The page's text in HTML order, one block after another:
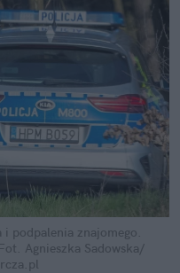
podpalenia znajomego.
Fot. Agnieszka Sadowska/